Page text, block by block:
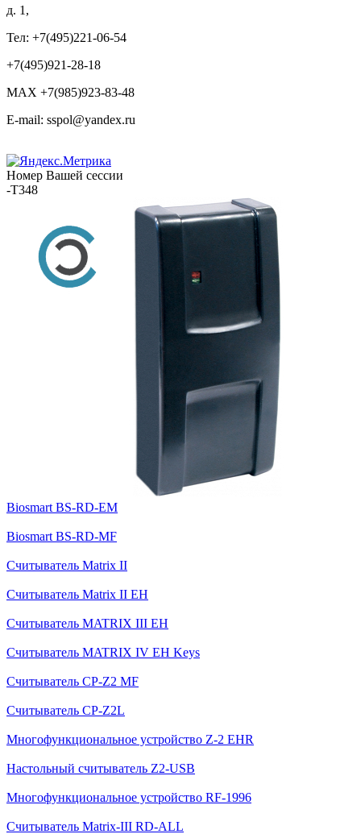
д. 1,
Тел: +7(495)221-06-54
+7(495)921-28-18
MAX +7(985)923-83-48
E-mail: sspol@yandex.ru
Номер Вашей сессии
-T348
Biosmart BS-RD-EM
Biosmart BS-RD-MF
Cчитыватель Matrix II
Считыватель Matrix II EH
Считыватель MATRIX III EH
Считыватель MATRIX IV EH Keys
Cчитыватель CP-Z2 MF
Считыватель СP-Z2L
Многофункциональное устройство Z-2 EHR
Настольный считыватель Z2-USB
Многофункциональное устройство RF-1996
Считыватель Matrix-III RD-ALL